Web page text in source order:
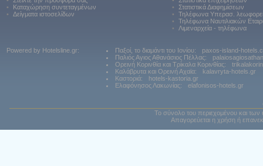
•
Καταχώρηση συντεταγμένων
•
Δείγματα ιστοσελίδων
•
Στατιστικά Διαφημίσεων
•
Τηλέφωνα Υπερασ.
•
Τηλέφωνα Ναυτιλιακών
•
Λιμεναρχεία - τηλέφωνα
Powered by Hotelsline.gr: Παξοί, το διαμάντι του Ιονίου:
paxos-island-
Παλιός Αγιος Αθανάσιος Πέλλας:
Ορεινή Κορινθία και Τρίκαλα Κορινθίας:
Καλάβρυτα και Ορεινή Αχαϊα:
kalavryta-hotels.gr
Καστοριά:
hotels-kastoria.gr
Ελαφόνησος Λακωνίας:
elafonisos-hotels.gr
Το σύνολο του περιεχομένου και των
Απαγορεύεται η χρήση ή